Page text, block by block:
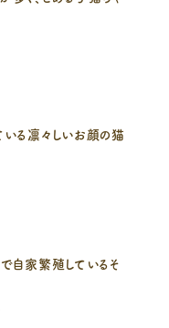
いる凛々しいお顔の猫
自家繁殖しているそ